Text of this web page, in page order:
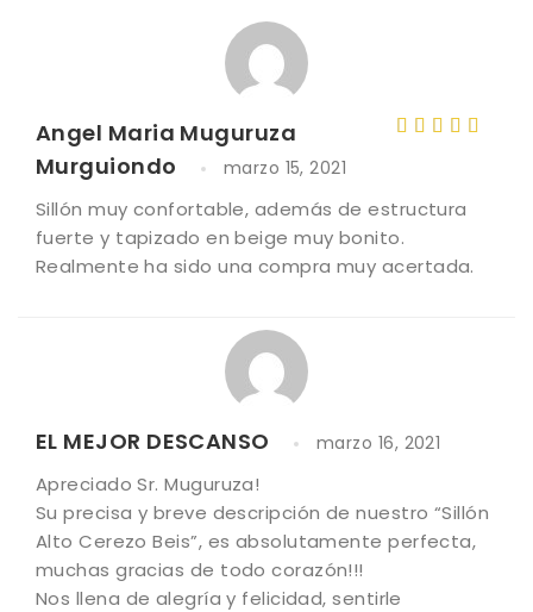
5
Angel Maria Muguruza
Murguiondo
marzo 15, 2021
Sillón muy confortable, además de estructura
fuerte y tapizado en beige muy bonito.
Realmente ha sido una compra muy acertada.
EL MEJOR DESCANSO marzo 16, 2021
Apreciado Sr. Muguruza!
Su precisa y breve descripción de nuestro “Sillón
Alto Cerezo Beis”, es absolutamente perfecta,
muchas gracias de todo corazón!!!
Nos llena de alegría y felicidad, sentirle